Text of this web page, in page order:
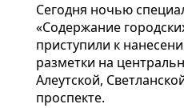
Сегодня ночью
«Содержание
приступили к
разметки на
Алеутской,
проспекте.